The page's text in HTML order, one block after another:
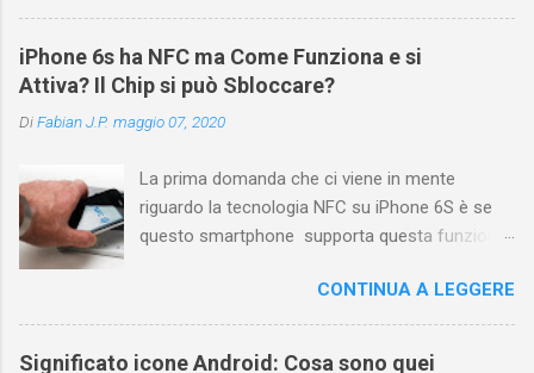
YouTube " o cose simili? Vuoi sapere come
farlo sia se accedi dal tuo computer (PC/Mac)
oppure tramite smartphone (Android o iPhone)
usando l'app ? In questa guida ti mostrerò dove
trovare i propri commenti di YouTube , ossia
Ovviamente la risposta é positiva ma mi ci è
voluto un bel po' di tempo prima di trovare
questa funzione di YouTube perché è anche
chiamare questo "posto". Vediamo quindi
subito come visualizzare i vostri commenti di
YouTube, lasciati sotto ai video di altri
iPhone 6s ha NFC ma Come Funziona e si
Attiva? Il Chip si può Sbloccare?
DiFabian J.P. maggio 07, 2020
La prima domanda che ci viene in mente
riguardo la tecnologia NFC su iPhone 6S è se
questo smartphone supporta questa funzione
iPhone 6s ha la tecnologia NFC, ma in realtà,
Apple ha fatto sapere che questa funzione è
limitata soltanto alla tecnologia Apple Pay per
CONTINUA A LEGGERE
Significato icone Android: Cosa sono quei